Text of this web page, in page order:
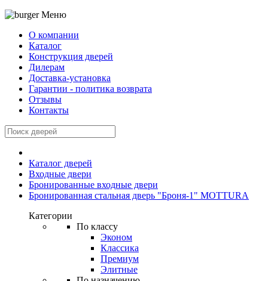
Меню
О компании
Каталог
Конструкция дверей
Дилерам
Доставка-установка
Гарантии - политика возврата
Отзывы
Контакты
Каталог дверей
Входные двери
Бронированные входные двери
Бронированная стальная дверь "Броня-1" MOTTURA
Категории
По классу
Эконом
Классика
Премиум
Элитные